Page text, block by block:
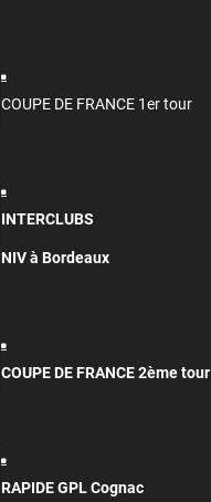
COUPE DE FRANCE 1er tour
INTERCLUBS
NIV à Bordeaux
COUPE DE FRANCE 2ème tour
RAPIDE GPL Cognac